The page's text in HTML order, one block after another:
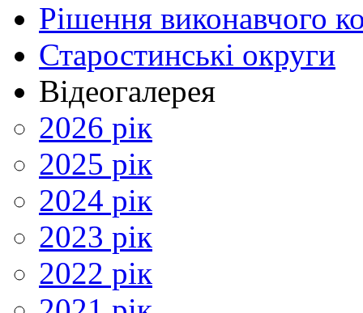
Рішення виконавчого
Старостинські округи
Відеогалерея
2026 рік
2025 рік
2024 рік
2023 рік
2022 рік